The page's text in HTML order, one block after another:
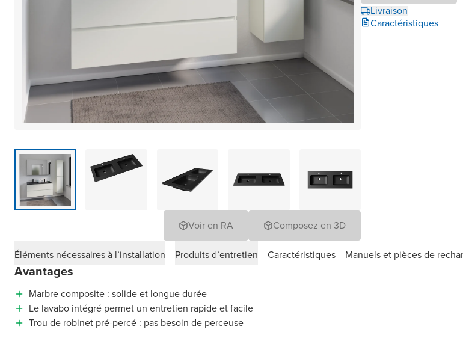
Voir en RA Composez en 3D
Livraison
Caractéristiques
Éléments nécessaires à l’installation Produits d’entretien Caractéristiques Manuels et pièces de
Avantages
Marbre composite : solide et longue durée
Le lavabo intégré permet un entretien rapide et facile
Trou de robinet pré-percé : pas besoin de perceuse